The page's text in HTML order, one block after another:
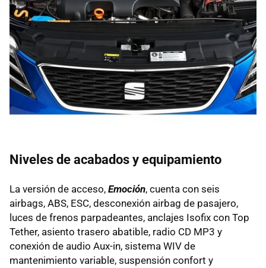
Niveles de acabados y equipamiento
La versión de acceso, Emoción, cuenta con seis
airbags, ABS, ESC, desconexión airbag de pasajero,
luces de frenos parpadeantes, anclajes Isofix con Top
Tether, asiento trasero abatible, radio CD MP3 y
conexión de audio Aux-in, sistema WIV de
mantenimiento variable, suspensión confort y